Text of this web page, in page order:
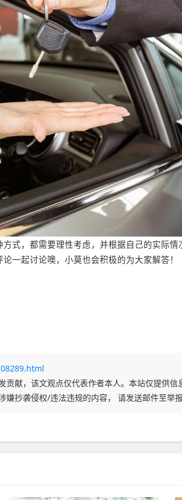
式，都需要理性考虑，并根据自己的实际情
一起讨论噢，小莫也会积极的为大家解答！
贡献，该文观点仅代表作者本人。本站仅提供信
抄袭侵权/违法违规的内容， 请发送邮件至举